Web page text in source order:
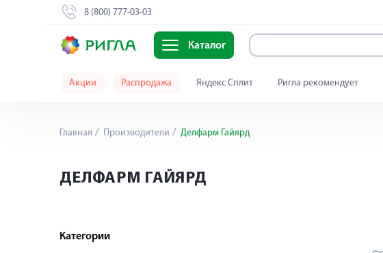
8 (800) 777-03-03
Каталог
Акции Распродажа Яндекс Сплит Ригла рекомендует
Главная Производители Делфарм Гайярд
ДЕЛФАРМ ГАЙЯРД
Категории